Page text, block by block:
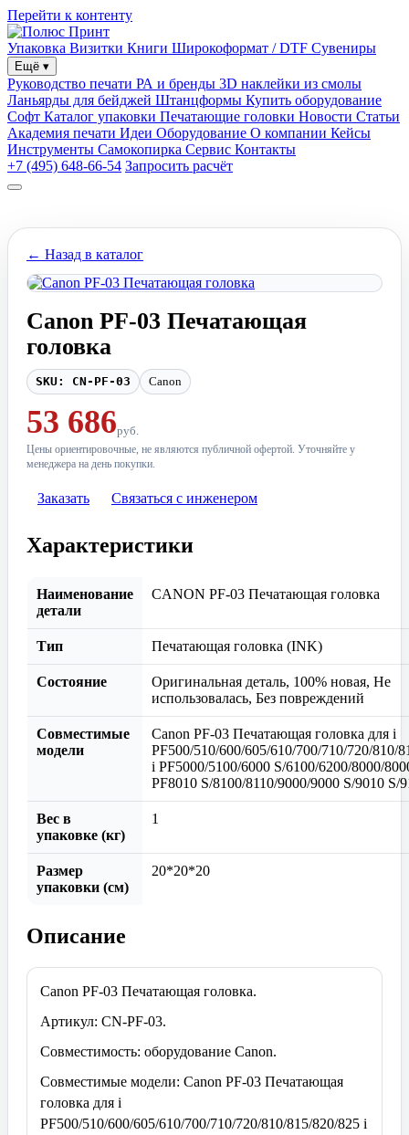
Перейти к контенту
Упаковка Визитки Книги Широкоформат / DTF Сувениры
Ещё ▾
Руководство печати РА и бренды 3D наклейки из смолы
Ланьярды для бейджей Штанцформы Купить оборудование
Софт Каталог упаковки Печатающие головки Новости Статьи
Академия печати Идеи Оборудование О компании Кейсы
Инструменты Самокопирка Сервис Контакты
+7 (495) 648-66-54 Запросить расчёт
← Назад в каталог
Canon PF-03 Печатающая
головка
SKU: CN-PF-03 Canon
53 686руб.
Цены ориентировочные, не являются публичной офертой. Уточняйте у
менеджера на день покупки.
Заказать Связаться с инженером
Характеристики
Наименование
детали
CANON PF-03 Печатающая головка
Тип Печатающая головка (INK)
Состояние
Оригинальная деталь, 100% новая, Не
использовалась, Без повреждений
Совместимые
модели
Canon PF-03 Печатающая головка для i
PF500/510/600/605/610/700/710/720/810/
i PF5000/5100/6000 S/6100/6200/8000/
PF8010 S/8100/8110/9000/9000 S/9010 S/
Вес в
упаковке (кг)
1
Размер
упаковки (см)
20*20*20
Описание
Canon PF-03 Печатающая головка.
Артикул: CN-PF-03.
Совместимость: оборудование Canon.
Совместимые модели: Canon PF-03 Печатающая
головка для i
PF500/510/600/605/610/700/710/720/810/815/820/825 i